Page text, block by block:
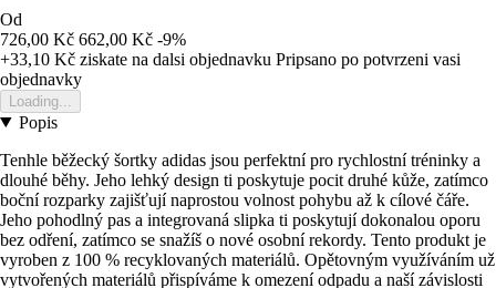
Od
726,00 Kč 662,00 Kč -9%
+33,10 Kč ziskate na dalsi objednavku Pripsano po potvrzeni vasi
objednavky
Loading...
Popis
Tenhle běžecký šortky adidas jsou perfektní pro rychlostní tréninky a
dlouhé běhy. Jeho lehký design ti poskytuje pocit druhé kůže, zatímco
boční rozparky zajišťují naprostou volnost pohybu až k cílové čáře.
Jeho pohodlný pas a integrovaná slipka ti poskytují dokonalou oporu
bez odření, zatímco se snažíš o nové osobní rekordy. Tento produkt je
vyroben z 100 % recyklovaných materiálů. Opětovným využíváním už
vytvořených materiálů přispíváme k omezení odpadu a naší závislosti